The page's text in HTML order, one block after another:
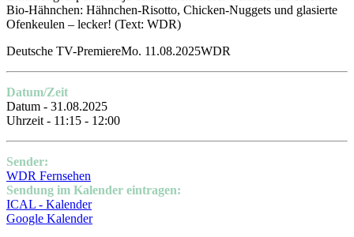
Bio-Hähnchen: Hähnchen-Risotto, Chicken-Nuggets und glasierte
Ofenkeulen – lecker! (Text: WDR)
Deutsche TV-PremiereMo. 11.08.2025WDR
Datum/Zeit
Datum - 31.08.2025
Uhrzeit - 11:15 - 12:00
Sender:
WDR Fernsehen
Sendung im Kalender eintragen:
ICAL - Kalender
Google Kalender